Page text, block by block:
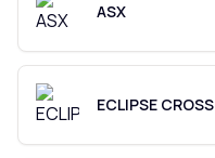
ASX
ECLIPSE CROSS